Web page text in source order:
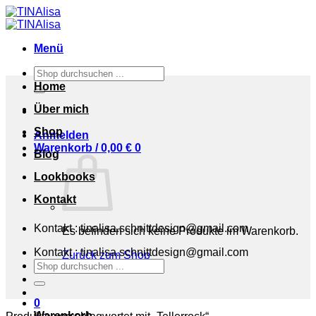
Zum
Inhalt
Menü
Suchen
nach:
Anmelden
Warenkorb /0,00 € 0
Es befinden sich keine Produkte im Warenkorb.
Zurück zum Shop
0
Home
Über mich
Shop
Blog
Lookbooks
Kontakt
Kontakt : tinalisa.schnittdesign@gmail.com
Kontakt : tinalisa.schnittdesign@gmail.com
Suchen
nach: